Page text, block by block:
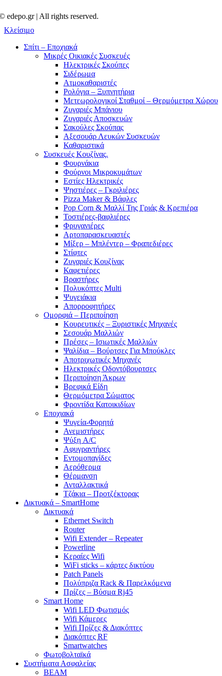
edepo.gr | All rights reserved.
Κλείσιμο
Σπίτι – Εποχιακά
Μικρές Οικιακές Συσκευές
Ηλεκτρικές Σκούπες
Σιδέρωμα
Ατμοκαθαριστές
Ρολόγια – Ξυπνητήρια
Μετεωρολογικοί Σταθμοί – Θερμόμετρα Χώρου
Ζυγαριές Μπάνιου
Ζυγαριές Αποσκευών
Σακούλες Σκούπας
Αξεσουάρ Λευκών Συσκευών
Καθαριστικά
Συσκευές Κουζίνας.
Φουρνάκια
Φούρνοι Μικροκυμάτων
Εστίες Ηλεκτρικές
Ψηστιέρες – Γκριλιέρες
Pizza Maker & Βάφλες
Pop Corn & Μαλλί Της Γριάς & Κρεπιέρα
Τοστιέρες-βαφλιέρες
Φρυγανιέρες
Αρτοπαρασκευαστές
Μίξερ – Μπλέντερ – Φραπεδιέρες
Στίφτες
Ζυγαριές Κουζίνας
Καφετιέρες
Βραστήρες
Πολυκόπτες Multi
Ψυγειάκια
Απορροφητήρες
Ομορφιά – Περιποίηση
Κουρευτικές – Ξυριστικές Μηχανές
Σεσουάρ Μαλλιών
Πρέσες – Ισιωτικές Μαλλιών
Ψαλίδια – Βούρτσες Για Μπούκλες
Αποτριχωτικές Μηχανές
Ηλεκτρικές Οδοντόβουρτσες
Περιποίηση Άκρων
Βρεφικά Είδη
Θερμόμετρα Σώματος
Φροντίδα Κατοικιδίων
Εποχιακά
Ψυγεία-Φορητά
Ανεμιστήρες
Ψύξη A/C
Αφυγραντήρες
Εντομοπαγίδες
Αερόθερμα
Θέρμανση
Ανταλλακτικά
Τζάκια – Προτζέκτορας
Δικτυακά – SmartHome
Δικτυακά
Ethernet Switch
Router
Wifi Extender – Repeater
Powerline
Κεραίες Wifi
WiFi sticks – κάρτες δικτύου
Patch Panels
Πολύπριζα Rack & Παρελκόμενα
Πρίζες – Βύσμα Rj45
Smart Home
Wifi LED Φωτισμός
Wifi Κάμερες
Wifi Πρίζες & Διακόπτες
Διακόπτες RF
Smartwatches
Φωτοβολταϊκά
Συστήματα Ασφαλείας
BEAM